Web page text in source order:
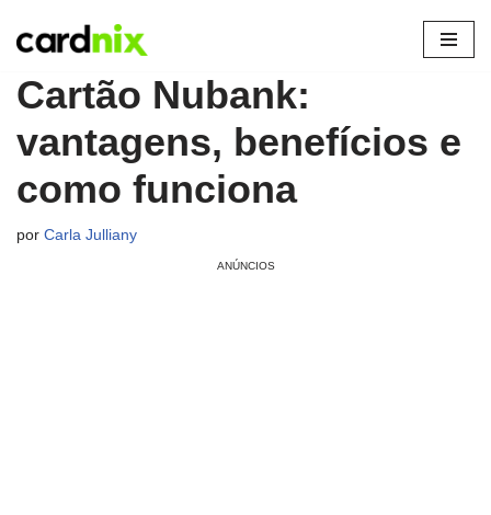
para
conteúdo
Cartão Nubank:
vantagens, benefícios e
como funciona
por Carla Julliany
ANÚNCIOS